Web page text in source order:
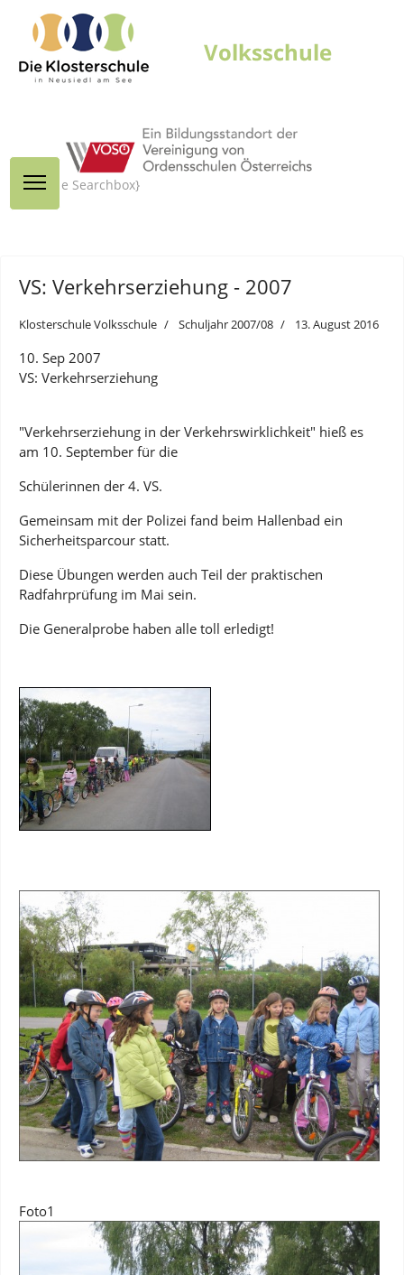
{module Searchbox}
VS: Verkehrserziehung - 2007
Klosterschule Volksschule Schuljahr 2007/08 13. August 2016
10. Sep 2007
VS: Verkehrserziehung
"Verkehrserziehung in der Verkehrswirklichkeit" hieß es
am 10. September für die
Schülerinnen der 4. VS.
Gemeinsam mit der Polizei fand beim Hallenbad ein
Sicherheitsparcour statt.
Diese Übungen werden auch Teil der praktischen
Radfahrprüfung im Mai sein.
Die Generalprobe haben alle toll erledigt!
Foto1